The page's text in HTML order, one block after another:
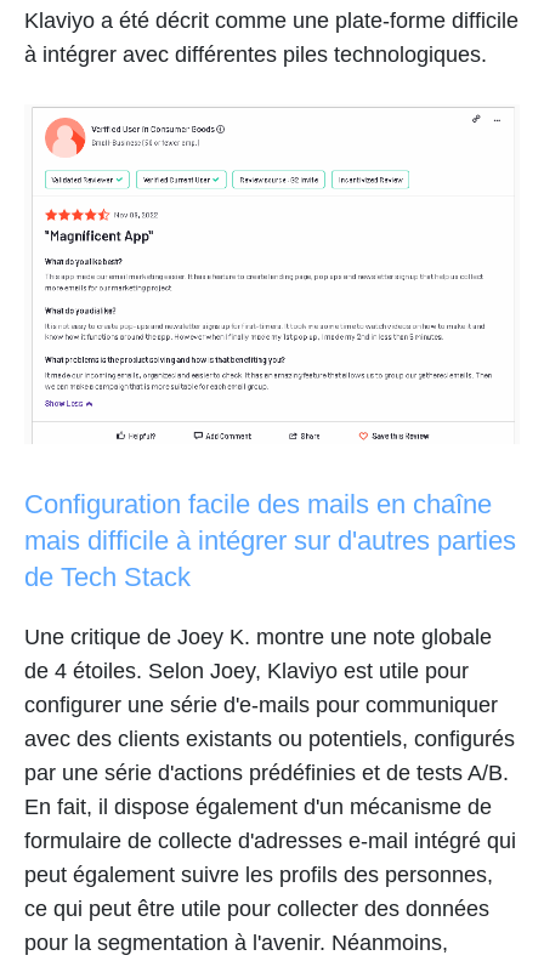
Klaviyo a été décrit comme une plate-forme difficile
à intégrer avec différentes piles technologiques.
Configuration facile des mails en chaîne
mais difficile à intégrer sur d'autres parties
de Tech Stack
Une critique de Joey K. montre une note globale
de 4 étoiles. Selon Joey, Klaviyo est utile pour
configurer une série d'e-mails pour communiquer
avec des clients existants ou potentiels, configurés
par une série d'actions prédéfinies et de tests A/B.
En fait, il dispose également d'un mécanisme de
formulaire de collecte d'adresses e-mail intégré qui
peut également suivre les profils des personnes,
ce qui peut être utile pour collecter des données
pour la segmentation à l'avenir. Néanmoins,